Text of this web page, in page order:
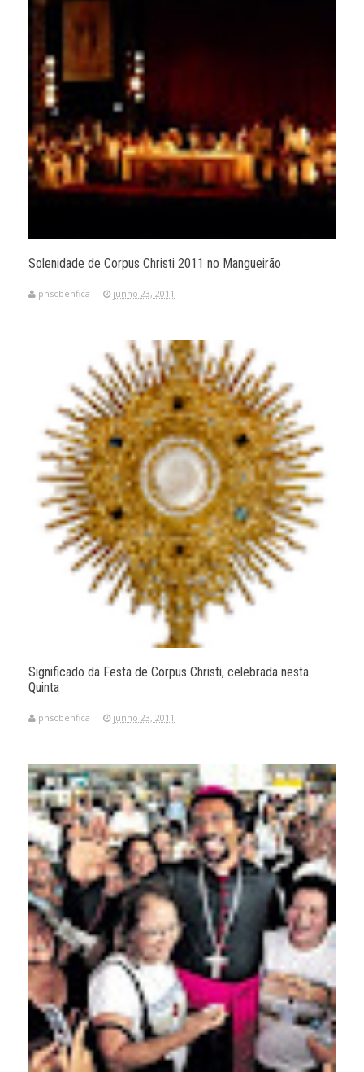
Solenidade de Corpus Christi 2011 no Mangueirão
pnscbenfica junho 23, 2011
Significado da Festa de Corpus Christi, celebrada nesta
Quinta
pnscbenfica junho 23, 2011